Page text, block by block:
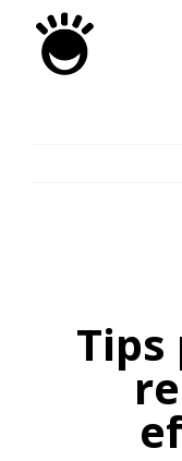
Saltar
contenido
Tips